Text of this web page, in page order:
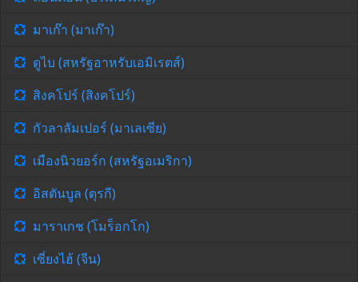
มาเก๊า (มาเก๊า)
ดูไบ (สหรัฐอาหรับเอมิเรตส์)
สิงคโปร์ (สิงคโปร์)
กัวลาลัมเปอร์ (มาเลเซีย)
เมืองนิวยอร์ก (สหรัฐอเมริกา)
อิสตันบูล (ตุรกี)
มาราเกช (โมร็อกโก)
เซี่ยงไฮ้ (จีน)